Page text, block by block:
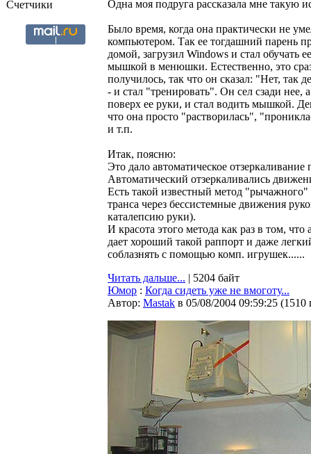
Счетчики
Одна моя подруга рассказала мне такую
Было время, когда она практически не
компьютером. Так ее тогдашний парень
домой, загрузил Windows и стал обучать
мышкой в менюшки. Естественно, это
получилось, так что он сказал: "Нет, так
- и стал "тренировать". Он сел сзади нее,
поверх ее руки, и стал водить мышкой.
что она просто "растворилась",
и т.п.
Итак, поясню:
Это дало автоматическое отзеркаливание
Автоматический отзеркаливались
Есть такой известный метод "рычажного"
транса через бессистемные движения
каталепсию руки).
И красота этого метода как раз в том,
дает хороший такой раппорт и даже
соблазнять с помощью комп. игрушек......
Читать дальше... | 5204 байт
Юмор : Когда сидеть уже не вмоготу...
Автор: Мastak в 05/08/2004 09:59:25 (1510